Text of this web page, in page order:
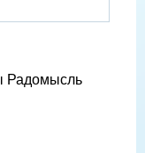
Радомысль